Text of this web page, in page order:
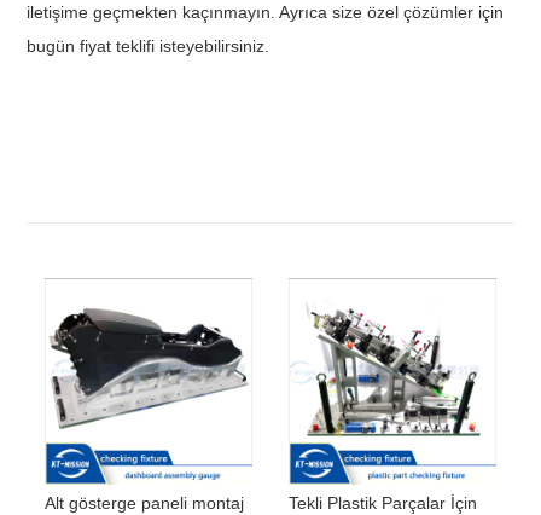
iletişime geçmekten kaçınmayın. Ayrıca size özel çözümler için
bugün fiyat teklifi isteyebilirsiniz.
Alt gösterge paneli montaj
Tekli Plastik Parçalar İçin